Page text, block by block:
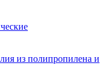
из полипропилена и